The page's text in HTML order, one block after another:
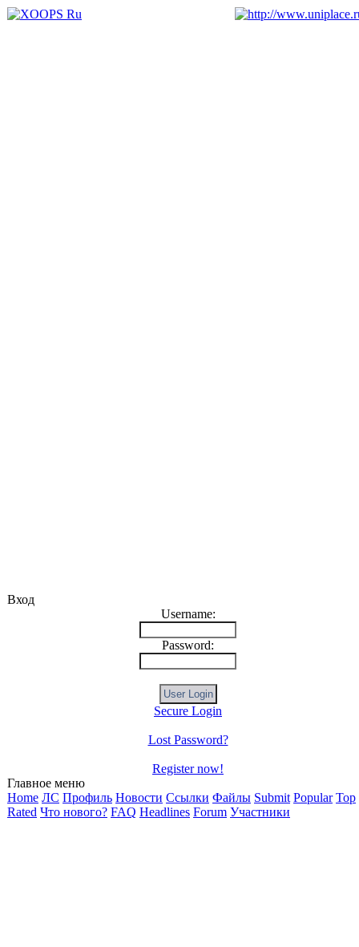
Вход
Username:
Password:
Secure Login
Lost Password?
Register now!
Главное меню
Home ЛС Профиль Новости Ссылки Файлы Submit Popular Top
Rated Что нового? FAQ Headlines Forum Участники